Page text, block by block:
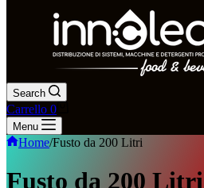
Search
Carrello 0
Menu
Home/Fusto da 200 Litri
Fusto da 200 Litri